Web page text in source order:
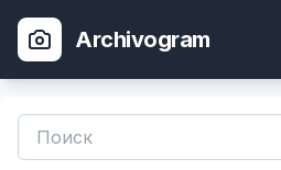
Archivogram